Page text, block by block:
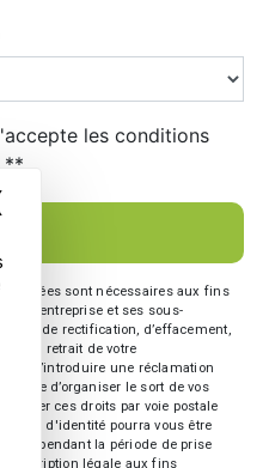
Masquer le
les conditions
**
sont nécessaires aux fins
à l'entreprise et ses sous-
de rectification, d’effacement,
de retrait de votre
d’introduire une réclamation
que d’organiser le sort de vos
ces droits par voie postale
d'identité pourra vous être
pendant la période de prise
prescription légale aux fins